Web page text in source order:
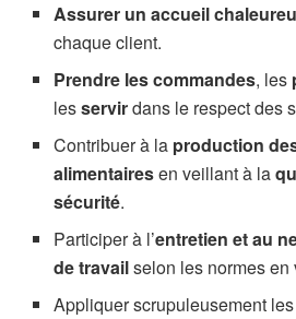
Assurer un accueil
chaque client.
Prendre les commandes, les
lesservirdans le respect des
Contribuer à la production
alimentairesen veillant à la
sécurité.
Participer à l’entretien et au
de travailselon les normes en
Appliquer scrupuleusement